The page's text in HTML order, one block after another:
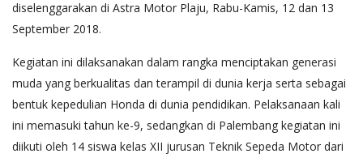
diselenggarakan di Astra Motor Plaju, Rabu-Kamis, 12 dan 13
September 2018.
Kegiatan ini dilaksanakan dalam rangka menciptakan generasi
muda yang berkualitas dan terampil di dunia kerja serta sebagai
bentuk kepedulian Honda di dunia pendidikan. Pelaksanaan kali
ini memasuki tahun ke-9, sedangkan di Palembang kegiatan ini
diikuti oleh 14 siswa kelas XII jurusan Teknik Sepeda Motor dari